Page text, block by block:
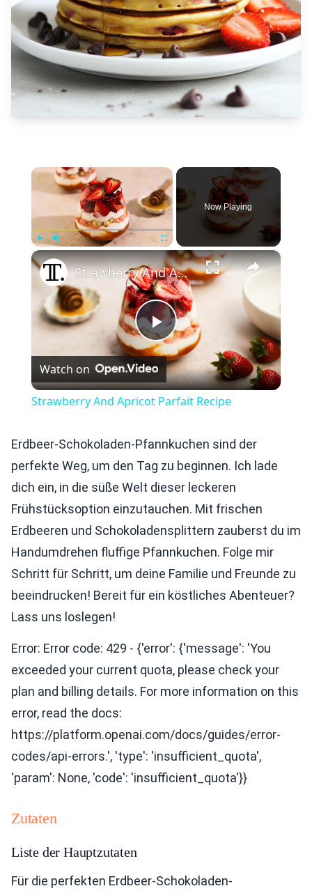
×
Fullscreen
Now Playing
×
Play
Video
Strawberry And Apricot Parfait Recipe
Watch on
Strawberry And Apricot Parfait Recipe
Erdbeer-Schokoladen-Pfannkuchen sind der
perfekte Weg, um den Tag zu beginnen. Ich lade
dich ein, in die süße Welt dieser leckeren
Frühstücksoption einzutauchen. Mit frischen
Erdbeeren und Schokoladensplittern zauberst du im
Handumdrehen fluffige Pfannkuchen. Folge mir
Schritt für Schritt, um deine Familie und Freunde zu
beeindrucken! Bereit für ein köstliches Abenteuer?
Lass uns loslegen!
Error: Error code: 429 - {'error': {'message': 'You
exceeded your current quota, please check your
plan and billing details. For more information on this
error, read the docs:
https://platform.openai.com/docs/guides/error-
codes/api-errors.', 'type': 'insufficient_quota',
'param': None, 'code': 'insufficient_quota'}}
Zutaten
Liste der Hauptzutaten
Für die perfekten Erdbeer-Schokoladen-